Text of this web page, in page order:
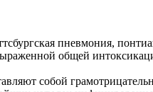
пневмония,
выраженной общей
собой